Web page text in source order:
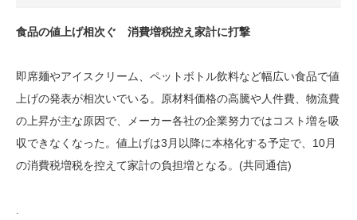
食品の値上げ相次ぐ 消費増税控え家計に打撃
即席麺やアイスクリーム、ペットボトル飲料など幅広い食品で値
上げの発表が相次いでいる。原材料価格の高騰や人件費、物流費
の上昇が主な原因で、メーカー各社の企業努力ではコスト増を吸
収できなくなった。値上げは3月以降に本格化する予定で、10月
の消費税増税を控えて家計の負担増となる。(共同通信)
.